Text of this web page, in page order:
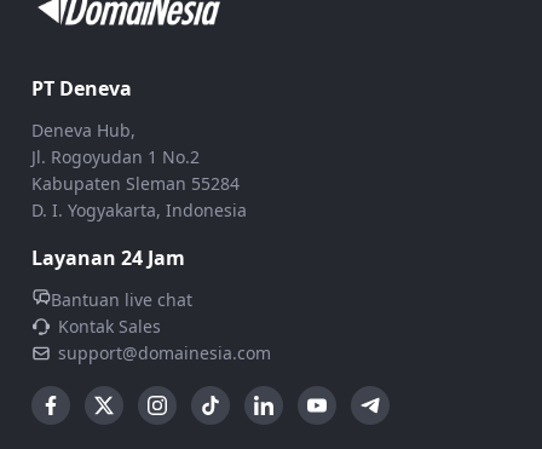
PT Deneva
Deneva Hub,
Jl. Rogoyudan 1 No.2
Kabupaten Sleman 55284
D. I. Yogyakarta, Indonesia
Layanan 24 Jam
Bantuan live chat
Kontak Sales
support@domainesia.com